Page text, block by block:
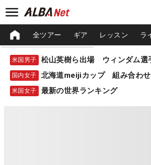
全ツアー ギア レッスン ラ
米国男子 松山英樹ら出場 ウィンダム選
国内女子 北海道meijiカップ 組み合わせ
米国女子 最新の世界ランキング